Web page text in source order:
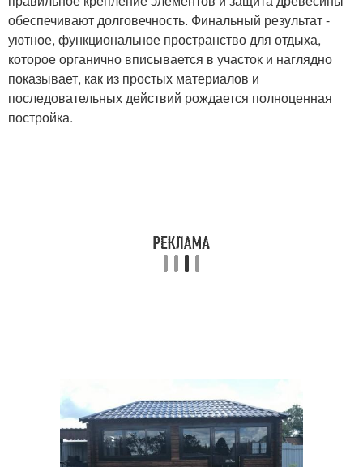
обеспечивают долговечность. Финальный результат -
уютное, функциональное пространство для отдыха,
которое органично вписывается в участок и наглядно
показывает, как из простых материалов и
последовательных действий рождается полноценная
постройка.